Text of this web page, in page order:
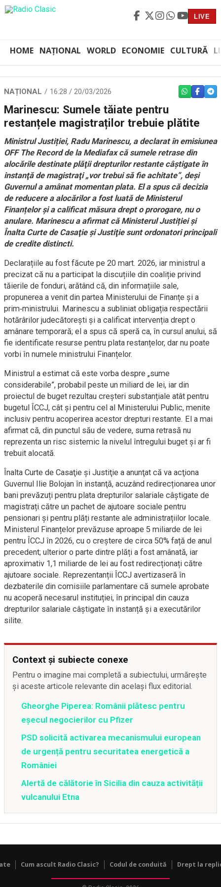
LIVE
HOME NAȚIONAL WORLD ECONOMIE CULTURĂ
NAȚIONAL 16:28 / 20/03/2026 WHATSAPP
Marinescu: Sumele tăiate pentru
restanțele magistraților trebuie plătite
Ministrul Justiției, Radu Marinescu, a declarat în emisiunea
OFF The Record de la Mediafax că sumele retrase din
alocările destinate plăţii drepturilor restante câştigate în
instanţă de magistraţi „vor trebui să fie achitate”, deşi
Guvernul a amânat momentan plata. El a spus că decizia
de reducere a alocărilor a fost luată de Ministerul
Finanțelor şi a calificat măsura drept o prorogare, nu o
anulare. Marinescu a afirmat că Ministerul Justiției şi
Înalta Curte de Casaţie şi Justiţie sunt ordonatori principali
de credite distincti.
Declarațiile au fost făcute pe 20 mart. 2026, iar ministrul a
precizat că nu a participat la discuțiile din coaliție privind
tăierile de fonduri, arătând că, din informațiile sale,
propunerea a venit din partea Ministerului de Finanțe și a
prim‑ministrului. Marinescu a subliniat obligația respectării
hotărârilor judecătorești și a calificat intervenția drept o
amânare temporară; el a spus că speră ca, în cursul anului, să
fie identificate resurse pentru plata restanțelor, dar nu poate
vorbi în numele ministrului Finanțelor.
Ministrul a estimat că este vorba despre „sume
considerabile”, probabil peste un miliard de lei, iar din
proiectul de buget rezultau creșteri substanțiale atât pentru
bugetul ÎCCJ, cât și pentru cel al Ministerului Public, menite
inclusiv pentru acoperirea acestor drepturi restante. El a mai
afirmat că, din punctul său de vedere, suma retrasă nu
reprezenta un risc sistemic la nivelul întregului buget și ar fi
trebuit alocată.
Înalta Curte de Casaţie şi Justiţie a anunţat că va acţiona
Guvernul Ilie Bolojan în instanţă, acuzând redirecționarea unor
bani prevăzuți pentru plata drepturilor salariale câștigate de
magistrați către un pachet de ajutoare sociale pentru
pensionari și pentru plăți restante ale administrațiilor locale.
Ministerul Finanțelor prevăzuse aproape 5 miliarde de lei
pentru ÎCCJ în 2026, cu o creștere de circa 50% față de anul
precedent; ulterior o parte dintre plăți a fost amânată, iar
aproximativ 1,1 miliarde de lei au fost redirecționați către
ajutoare sociale. Reprezentanții ÎCCJ avertizaseră în
dezbaterile din comisiile parlamentare că sumele aprobate
nu acoperă necesarul instituției, în principal din cauza
drepturilor salariale câștigate în instanță și a executărilor
silite.
Context și subiecte conexe
Pentru o imagine mai completă a subiectului, urmărește
și aceste articole relevante din același flux editorial.
Gheorghe Piperea: Românii plătesc pentru
eșecul negocierilor cu Pfizer
PSD solicită activarea mecanismului european
de urgență pentru securitatea energetică a
României
Alertă de călătorie în Sicilia din cauza activității
vulcanului Etna
Cum ascult Radio Clasic? Codul de conduită Drept la